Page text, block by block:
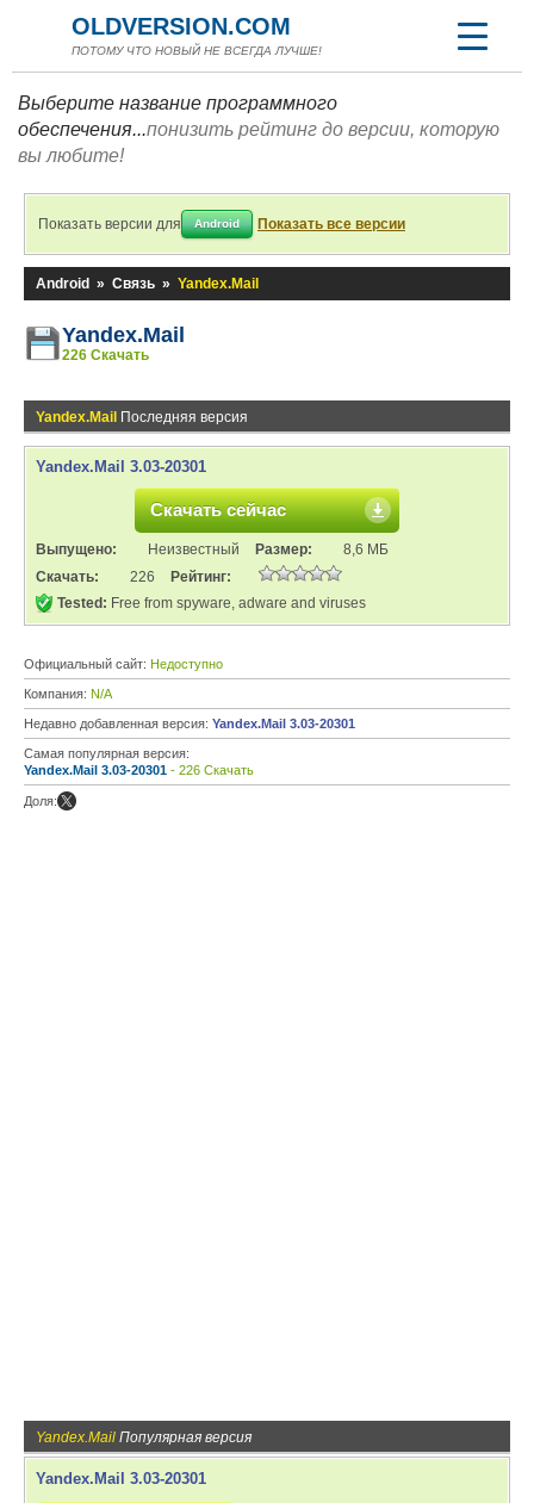
OLDVERSION.COM
ПОТОМУ ЧТО НОВЫЙ НЕ ВСЕГДА ЛУЧШЕ!
Выберите название программного
обеспечения...понизить рейтинг до версии, которую
вы любите!
Показать версии для Android Показать все версии
Android » Связь » Yandex.Mail
Yandex.Mail
226 Скачать
Yandex.Mail Последняя версия
Yandex.Mail 3.03-20301
Скачать сейчас
Выпущено: Неизвестный Размер:
8,6 МБ
Скачать:
226
Рейтинг:
Tested: Free from spyware, adware and viruses
Официальный сайт: Недоступно
Компания: N/A
Недавно добавленная версия: Yandex.Mail 3.03-20301
Самая популярная версия:
Yandex.Mail 3.03-20301 - 226 Скачать
Доля:
Yandex.Mail Популярная версия
Yandex.Mail 3.03-20301